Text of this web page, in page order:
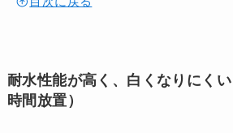
耐水性能が高く、白くなりにく
時間放置）